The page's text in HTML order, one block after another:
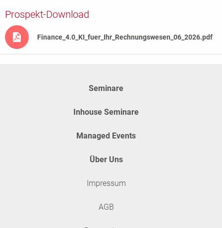
Prospekt-Download
Finance_4.0_KI_fuer_Ihr_Rechnungswesen_06_2026.pdf
Seminare
Inhouse Seminare
Managed Events
Über Uns
Impressum
AGB